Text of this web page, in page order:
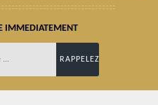
IMMEDIATEMENT